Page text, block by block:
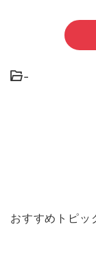
-
おすすめトピッ